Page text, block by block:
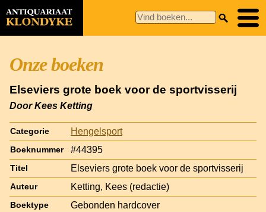
Onze boeken
Elseviers grote boek voor de sportvisserij
Door Kees Ketting
Categorie Hengelsport
Boeknummer #44395
Titel Elseviers grote boek voor de sportvisserij
Auteur Ketting, Kees (redactie)
Boektype Gebonden hardcover